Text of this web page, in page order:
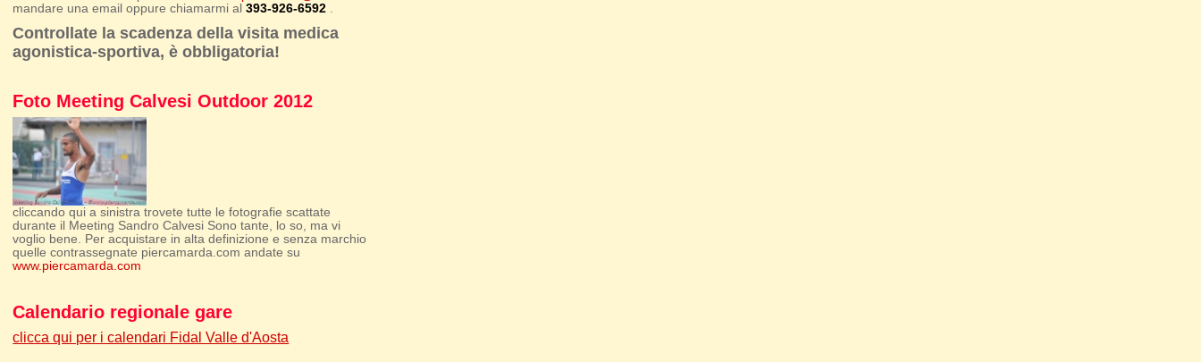
mandare una email oppure chiamarmi al393-926-6592
Controllate la scadenza della visita medica
agonistica-sportiva, è obbligatoria!
Foto Meeting Calvesi Outdoor 2012
cliccando qui a sinistra trovete tutte le fotografie scattate
durante il Meeting Sandro Calvesi Sono tante, lo so, ma vi
voglio bene. Per acquistare in alta definizione e senza marchio
quelle contrassegnate piercamarda.com andate su
www.piercamarda.com
Calendario regionale gare
clicca qui per i calendari Fidal Valle d'Aosta